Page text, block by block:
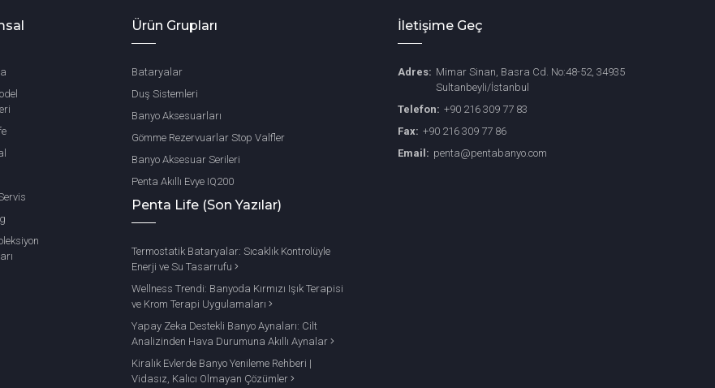
Ürün Grupları
Bataryalar
Duş Sistemleri
Banyo Aksesuarları
Gömme Rezervuarlar Stop Valfler
Banyo Aksesuar Serileri
Penta Akıllı Evye IQ200
Penta Life (Son Yazılar)
Termostatik Bataryalar: Sıcaklık Kontrolüyle
Enerji ve Su Tasarrufu
Wellness Trendi: Banyoda Kırmızı Işık Terapisi
ve Krom Terapi Uygulamaları
Yapay Zeka Destekli Banyo Aynaları: Cilt
Analizinden Hava Durumuna Akıllı Aynalar
Kiralık Evlerde Banyo Yenileme Rehberi |
Vidasız, Kalıcı Olmayan Çözümler
İletişime Geç
Adres: Mimar Sinan, Basra Cd. No:48-52, 34935
Sultanbeyli/İstanbul
Telefon: +90 216 309 77 83
Fax: +90 216 309 77 86
Email: penta@pentabanyo.com